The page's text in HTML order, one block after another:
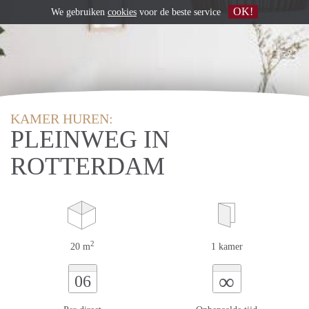
KAMER HUREN:
PLEINWEG IN
ROTTERDAM
20 m2 1 kamer
06 ∞
We gebruiken cookies voor de beste service OK!